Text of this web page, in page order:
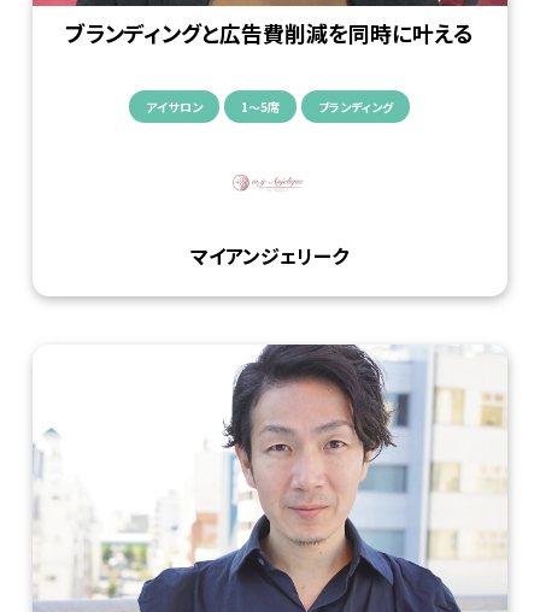
導入事例
ヘアサロン
ネイルサロン
アイビューティーサロン
エステ・リラクサロン
login
ブランディングと広告費削減を同時に叶える
アイサロン 1〜5席 ブランディング
マイアンジェリーク